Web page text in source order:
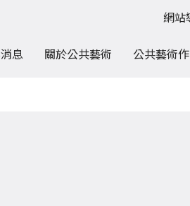
網站
息 關於公共藝術 公共藝術